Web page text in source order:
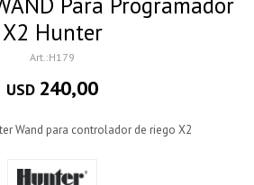
X2 Hunter
H179
USD 240,00
Wand para controlador de riego X2